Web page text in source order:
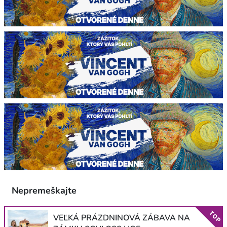
Nepremeškajte
VEĽKÁ PRÁZDNINOVÁ ZÁBAVA NA
TOP